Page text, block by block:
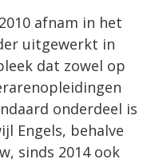
afnam in het
uitgewerkt in
dat zowel op
onderdeel is
Engels, behalve
sinds 2014 ook